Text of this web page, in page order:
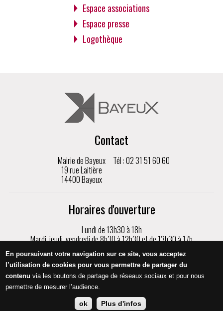
Espace associations
Espace presse
Logothèque
Contact
Mairie de Bayeux
19 rue Laitière
14400 Bayeux
Tél : 02 31 51 60 60
Horaires d'ouverture
Lundi de 13h30 à 18h
Mardi, jeudi, vendredi de 8h30 à 12h30 et de 13h30 à 17h
Mercredi de 8h30 à 17h
Samedi de 9h à 12h, sur rendez-vous uniquement
En poursuivant votre navigation sur ce site, vous acceptez
l’utilisation de cookies pour vous permettre de partager du
contenuvia les boutons de partage de réseaux sociaux et pour nous
permettre de mesurer l’audience.
ok Plus d'infos